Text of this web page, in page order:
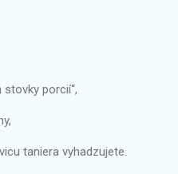
porcií“,
taniera vyhadzujete.